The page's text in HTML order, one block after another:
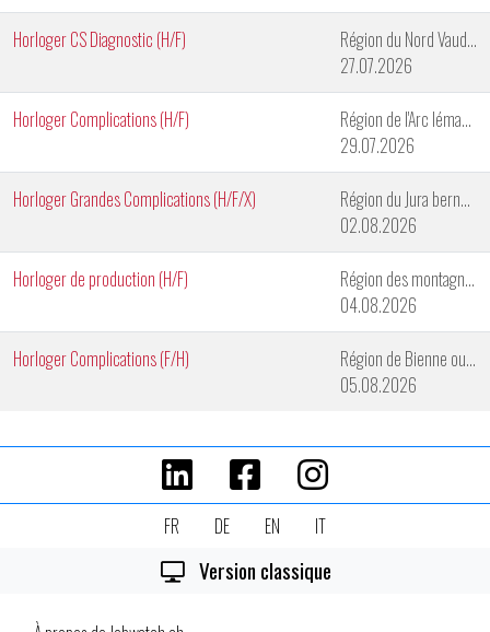
Horloger CS Diagnostic (H/F)
Région du Nord Vaudois
27.07.2026
Horloger Complications (H/F)
Région de l'Arc lémanique
29.07.2026
Horloger Grandes Complications (H/F/X)
Région du Jura bernois
02.08.2026
Horloger de production (H/F)
Région des montagnes neuchâteloises
04.08.2026
Horloger Complications (F/H)
Région de Bienne ou de Genève
05.08.2026
FR DE EN IT
Version classique